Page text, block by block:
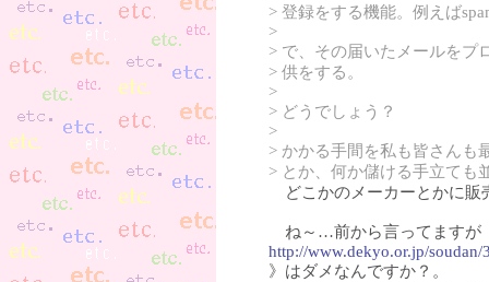
> 登録をする機能。例えば
>
> で、その届いたメールをプ
> 供をする。
>
> どうでしょう？
>
> かかる手間を私も皆さんも
> とか、何か儲ける手立ても
どこかのメーカーとかに販
ね～…前から言ってますが
http://www.dekyo.or.jp/
》はダメなんですか？。